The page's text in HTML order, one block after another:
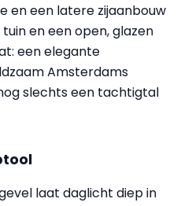
en een latere zijaanbouw
en een open, glazen
een elegante
Amsterdams
slechts een tachtigtal
laat daglicht diep in